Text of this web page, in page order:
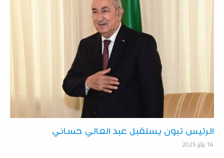
الرئيس تبون يستقبل عبد العالي حساني
14 يناير 2025